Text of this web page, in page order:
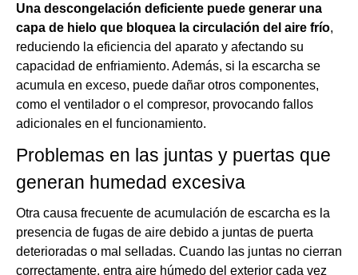
Una descongelación deficiente puede generar una
capa de hielo que bloquea la circulación del aire frío,
reduciendo la eficiencia del aparato y afectando su
capacidad de enfriamiento. Además, si la escarcha se
acumula en exceso, puede dañar otros componentes,
como el ventilador o el compresor, provocando fallos
adicionales en el funcionamiento.
Problemas en las juntas y puertas que
generan humedad excesiva
Otra causa frecuente de acumulación de escarcha es la
presencia de fugas de aire debido a juntas de puerta
deterioradas o mal selladas. Cuando las juntas no cierran
correctamente, entra aire húmedo del exterior cada vez